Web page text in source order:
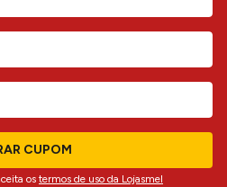
CUPOM
os termos de uso da Lojasmel